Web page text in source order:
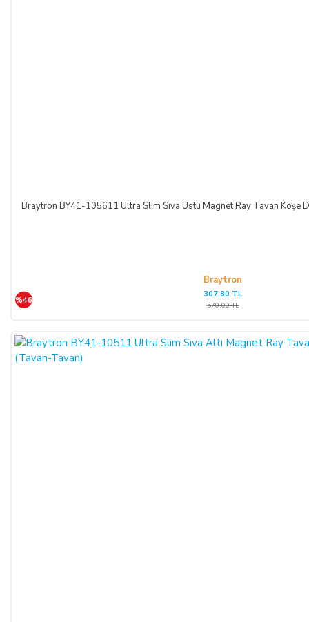
Braytron BY41-105611 Ultra Slim Sıva Üstü Magnet Ray Tavan Köşe
Braytron
%46
307,80 TL
570,00 TL